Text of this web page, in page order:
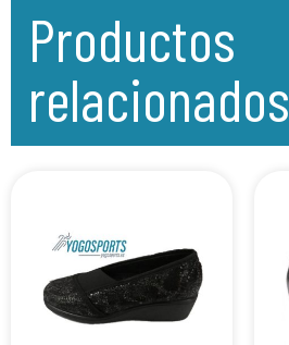
Productos
relacionados